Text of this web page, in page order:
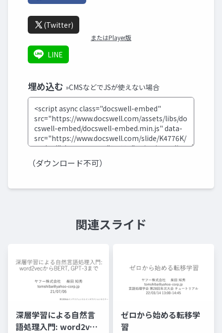
(Twitter)
またはPlayer版
LINE
埋め込む »CMSなどでJSが使えない場合
（ダウンロード不可）
関連スライド
深層学習による自然言
語処理入門: word2vec
ゼロから始める転移学
習